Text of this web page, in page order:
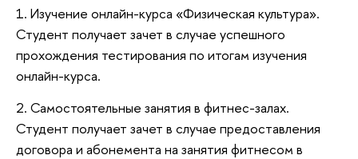
1. Изучение онлайн-курса «Физическая культура».
Студент получает зачет в случае успешного
прохождения тестирования по итогам изучения
онлайн-курса.
2. Самостоятельные занятия в фитнес-залах.
Студент получает зачет в случае предоставления
договора и абонемента на занятия фитнесом в